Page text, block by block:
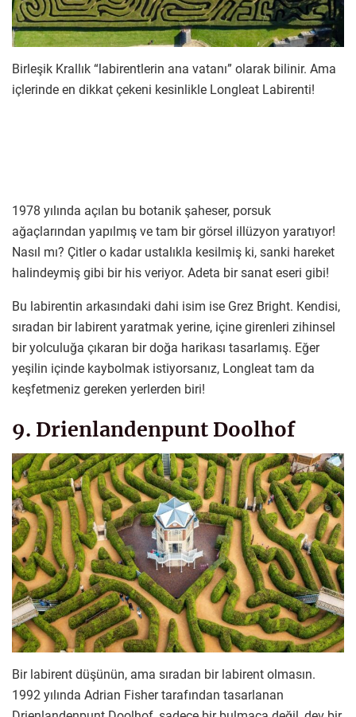
Birleşik Krallık “labirentlerin ana vatanı” olarak bilinir. Ama
içlerinde en dikkat çekeni kesinlikle Longleat Labirenti!
1978 yılında açılan bu botanik şaheser, porsuk
ağaçlarından yapılmış ve tam bir görsel illüzyon yaratıyor!
Nasıl mı? Çitler o kadar ustalıkla kesilmiş ki, sanki hareket
halindeymiş gibi bir his veriyor. Adeta bir sanat eseri gibi!
Bu labirentin arkasındaki dahi isim ise Grez Bright. Kendisi,
sıradan bir labirent yaratmak yerine, içine girenleri zihinsel
bir yolculuğa çıkaran bir doğa harikası tasarlamış. Eğer
yeşilin içinde kaybolmak istiyorsanız, Longleat tam da
keşfetmeniz gereken yerlerden biri!
9. Drienlandenpunt Doolhof
Bir labirent düşünün, ama sıradan bir labirent olmasın.
1992 yılında Adrian Fisher tarafından tasarlanan